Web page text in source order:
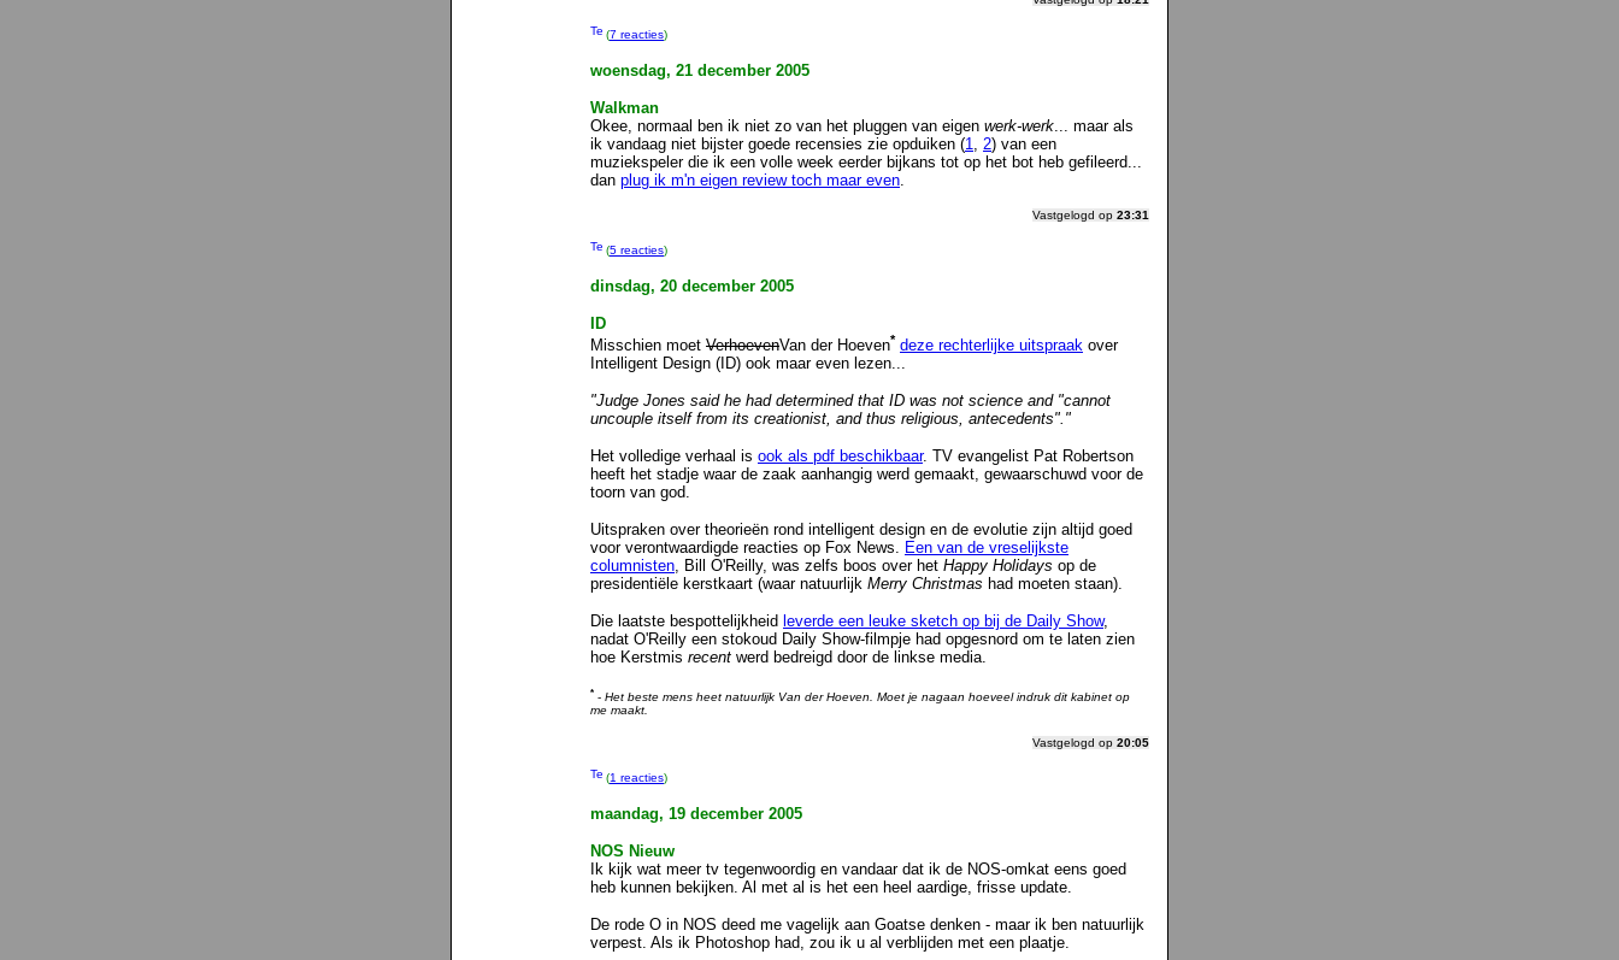
(7 reacties)
woensdag, 21 december 2005
Walkman
Okee, normaal ben ik niet zo van het pluggen van eigen werk-werk... maar als
ik vandaag niet bijster goede recensies zie opduiken (1, 2) van een
muziekspeler die ik een volle week eerder bijkans tot op het bot heb gefileerd...
dan plug ik m'n eigen review toch maar even.
Vastgelogd op 23:31
(5 reacties)
dinsdag, 20 december 2005
ID
Misschien moet VerhoevenVan der Hoeven* deze rechterlijke uitspraak over
Intelligent Design (ID) ook maar even lezen...
"Judge Jones said he had determined that ID was not science and "cannot
uncouple itself from its creationist, and thus religious, antecedents"."
Het volledige verhaal is ook als pdf beschikbaar. TV evangelist Pat Robertson
heeft het stadje waar de zaak aanhangig werd gemaakt, gewaarschuwd voor de
toorn van god.
Uitspraken over theorieën rond intelligent design en de evolutie zijn altijd goed
voor verontwaardigde reacties op Fox News. Een van de vreselijkste
columnisten, Bill O'Reilly, was zelfs boos over het Happy Holidays op de
presidentiële kerstkaart (waar natuurlijk Merry Christmas had moeten staan).
Die laatste bespottelijkheid leverde een leuke sketch op bij de Daily Show,
nadat O'Reilly een stokoud Daily Show-filmpje had opgesnord om te laten zien
hoe Kerstmis recent werd bedreigd door de linkse media.
* - Het beste mens heet natuurlijk Van der Hoeven. Moet je nagaan hoeveel indruk dit kabinet op
me maakt.
Vastgelogd op 20:05
(1 reacties)
maandag, 19 december 2005
NOS Nieuw
Ik kijk wat meer tv tegenwoordig en vandaar dat ik de NOS-omkat eens goed
heb kunnen bekijken. Al met al is het een heel aardige, frisse update.
De rode O in NOS deed me vagelijk aan Goatse denken - maar ik ben natuurlijk
verpest. Als ik Photoshop had, zou ik u al verblijden met een plaatje.